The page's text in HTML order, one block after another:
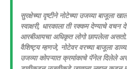
सुरक्षेच्या दृष्टीने नोटेच्या उजव्या बाजूला
स्वाक्षरी, धारकाला ती रक्कम देण्याचे वचन
आरबीआयचा अधिकृत लोगो छापलेला
वैशिष्ट्य म्हणजे, नोटेवर वरच्या बाजूला
उजव्या कोपऱ्यात क्रमांकाचे पॅनेल दिलेले